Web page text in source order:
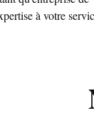
à votre